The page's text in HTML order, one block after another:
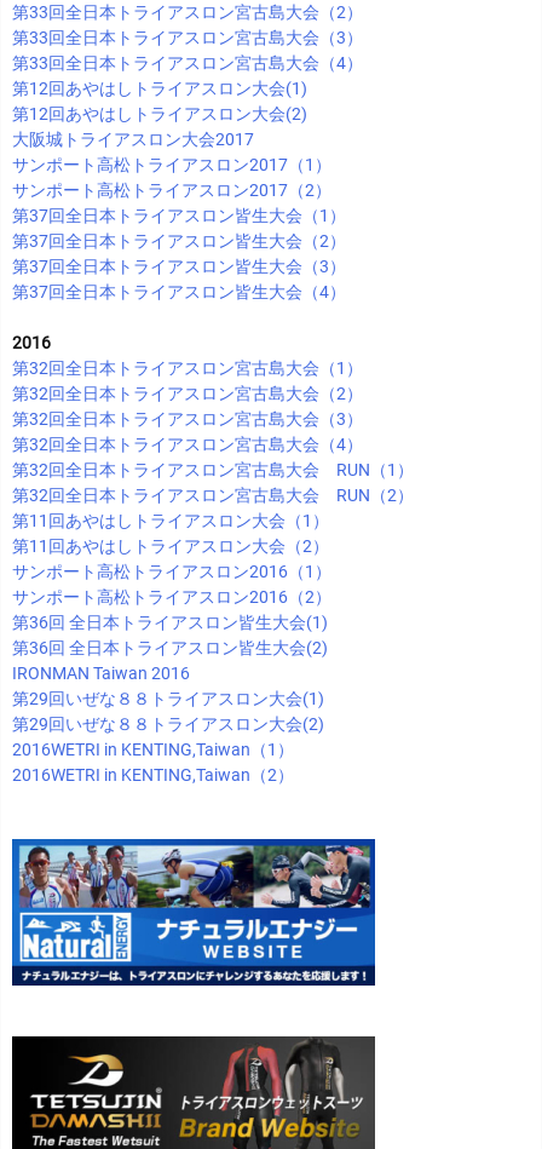
第33回全日本トライアスロン宮古島大会（2）
第33回全日本トライアスロン宮古島大会（3）
第33回全日本トライアスロン宮古島大会（4）
第12回あやはしトライアスロン大会(1)
第12回あやはしトライアスロン大会(2)
大阪城トライアスロン大会2017
サンポート高松トライアスロン2017（1）
サンポート高松トライアスロン2017（2）
第37回全日本トライアスロン皆生大会（1）
第37回全日本トライアスロン皆生大会（2）
第37回全日本トライアスロン皆生大会（3）
第37回全日本トライアスロン皆生大会（4）
2016
第32回全日本トライアスロン宮古島大会（1）
第32回全日本トライアスロン宮古島大会（2）
第32回全日本トライアスロン宮古島大会（3）
第32回全日本トライアスロン宮古島大会（4）
第32回全日本トライアスロン宮古島大会 RUN（1）
第32回全日本トライアスロン宮古島大会 RUN（2）
第11回あやはしトライアスロン大会（1）
第11回あやはしトライアスロン大会（2）
サンポート高松トライアスロン2016（1）
サンポート高松トライアスロン2016（2）
第36回 全日本トライアスロン皆生大会(1)
第36回 全日本トライアスロン皆生大会(2)
IRONMAN Taiwan 2016
第29回いぜな８８トライアスロン大会(1)
第29回いぜな８８トライアスロン大会(2)
2016WETRI in KENTING,Taiwan（1）
2016WETRI in KENTING,Taiwan（2）